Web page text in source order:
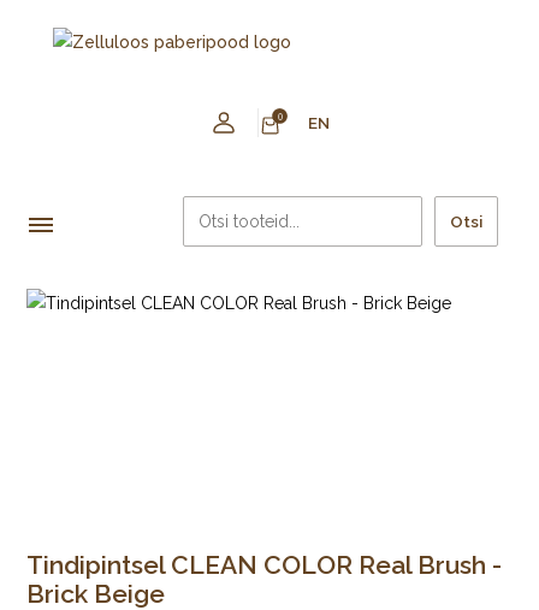
0 EN
Otsi
Tindipintsel CLEAN COLOR Real Brush -
Brick Beige